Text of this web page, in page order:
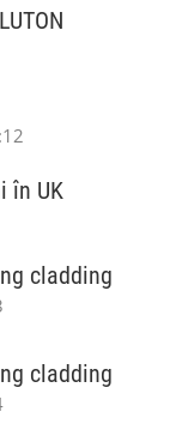
în UK
cladding
cladding